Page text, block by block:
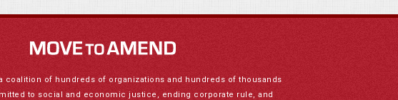
coalition of hundreds of organizations and hundreds of thousands
to social and economic justice, ending corporate rule, and